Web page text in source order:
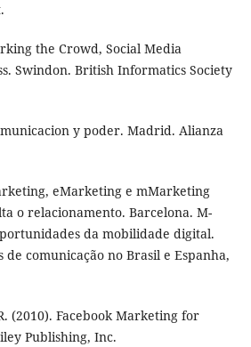
the Crowd, Social Media
Swindon. British Informatics Society
y poder. Madrid. Alianza
eMarketing e mMarketing
o relacionamento. Barcelona. M-
da mobilidade digital.
de comunicação no Brasil e Espanha,
(2010). Facebook Marketing for
Publishing, Inc.